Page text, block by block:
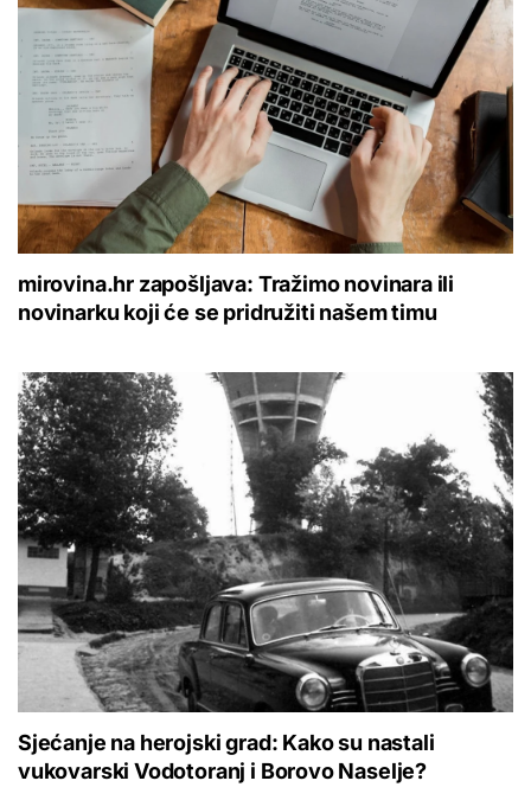
mirovina.hr zapošljava: Tražimo novinara ili
novinarku koji će se pridružiti našem timu
Sjećanje na herojski grad: Kako su nastali
vukovarski Vodotoranj i Borovo Naselje?